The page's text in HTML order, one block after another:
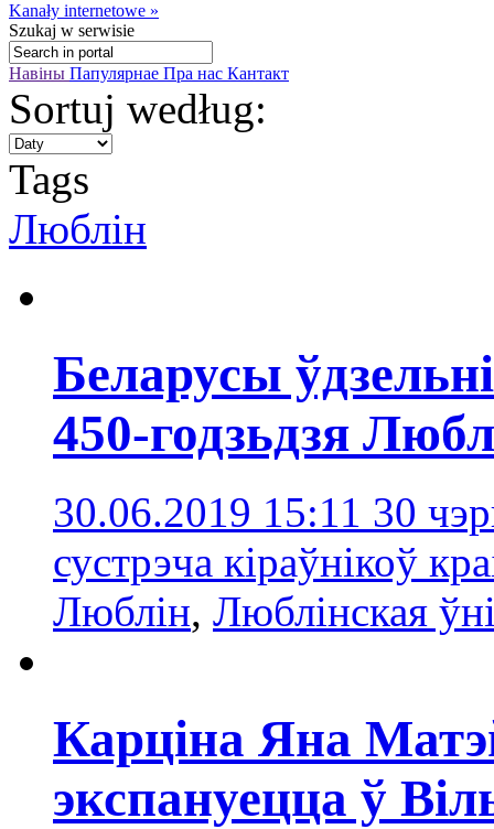
Kanały internetowe »
Szukaj w serwisie
Навіны Папулярнае Пра нас Кантакт
Sortuj według:
Tags
Люблін
Беларусы
450-годзьдзя
30.06.2019 15:11 30
сустрэча кіраўнікоў
Люблін, Люблінская
Карціна Яна
экспануецца ў